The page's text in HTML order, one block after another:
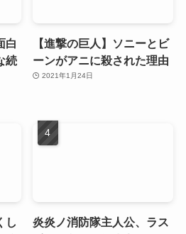
白
続
【進撃の巨人】ソニーとビ
ーンがアニに殺された理由
2021年1月24日
し
炎炎ノ消防隊主人公、ラス